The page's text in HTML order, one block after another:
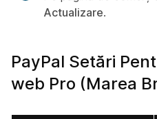
Actualizare.
PayPal Setări
web Pro (Marea